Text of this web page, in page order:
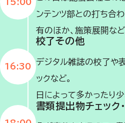
15:00
ンテンツ部との打ち合
有のほか、施策展開な
16:30
校了その他
デジタル雑誌の校了や
ックなど。
日によって多かったり少
書類提出物チェック